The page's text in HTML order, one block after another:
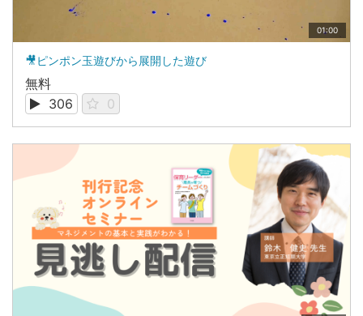
01:00
🎥ピンポン玉遊びから展開した遊び
無料
306
0